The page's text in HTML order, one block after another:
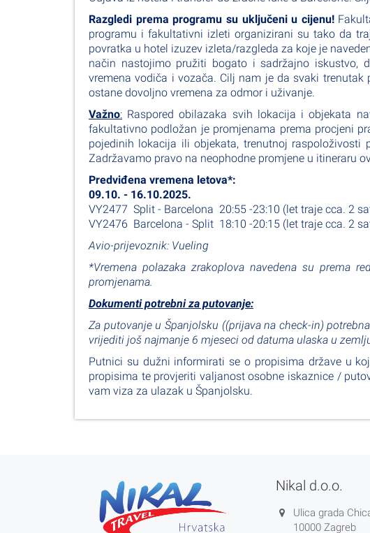
Razgledi prema programu su uključeni u cijenu!
programu i fakultativni izleti organizirani su tako da
povratka u hotel izuzev izleta/razgleda za koje je
način nastojimo pružiti bogato i sadržajno iskustvo,
vremena vodiča i vozača. Cilj nam je da svaki
ostane dovoljno vremena za odmor i uživanje.
Važno: Raspored obilazaka svih lokacija i objekata
fakultativno podložan je promjenama prema procjeni
pojedinih lokacija ili objekata, trenutnoj
Zadržavamo pravo na neophodne promjene u itineraru
Predviđena vremena letova*:
09.10. - 16.10.2025.
VY2477 Split - Barcelona 20:55 -23:10 (let traje cca. 2
VY2476 Barcelona - Split 18:10 -20:15 (let traje cca. 2
Avio-prijevoznik: Vueling
*Vremena polazaka zrakoplova navedena su prema
promjenama.
Dokumenti potrebni za putovanje:
Za putovanje u Španjolsku ((prijava na check-in)
vrijediti još najmanje 6 mjeseci od datuma ulaska u
Putnici su dužni informirati se o propisima države u
propisima te provjeriti valjanost osobne iskaznice /
vam viza za ulazak u Španjolsku.
Nikal d.o.o.
Ulica grada
10000 Zagreb